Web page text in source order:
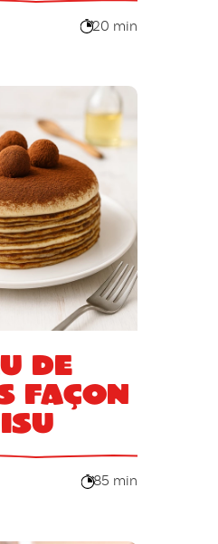
20 min
de
façon
85 min